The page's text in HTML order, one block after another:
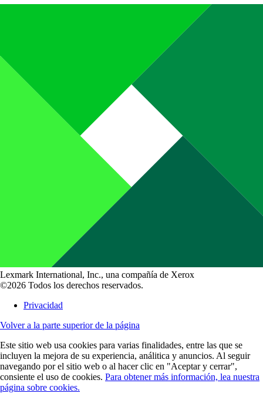
Lexmark International, Inc., una compañía de Xerox
©2026 Todos los derechos reservados.
Privacidad
Volver a la parte superior de la página
Este sitio web usa cookies para varias finalidades, entre las que se
incluyen la mejora de su experiencia, análitica y anuncios. Al seguir
navegando por el sitio web o al hacer clic en "Aceptar y cerrar",
consiente el uso de cookies. Para obtener más información, lea nuestra
página sobre cookies.